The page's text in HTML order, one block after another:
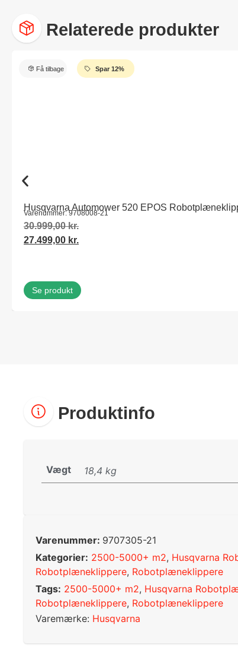
Relaterede produkter
Få tilbage Spar 12%
Husqvarna Automower 520 EPOS
Varenummer: 9708008-21
30.999,00kr.
27.499,00 kr.
Se produkt
Produktinfo
Vægt 18,4 kg
Varenummer: 9707305-21
Kategorier: 2500-5000+ m2, Husqvarna
Robotplæneklippere, Robotplæneklippere
Tags: 2500-5000+ m2, Husqvarna
Robotplæneklippere, Robotplæneklippere
Varemærke: Husqvarna